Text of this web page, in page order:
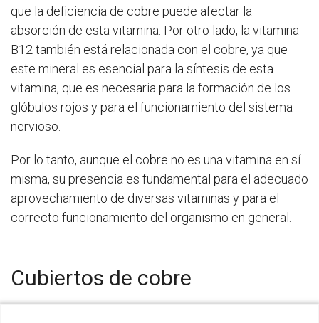
que la deficiencia de cobre puede afectar la
absorción de esta vitamina. Por otro lado, la vitamina
B12 también está relacionada con el cobre, ya que
este mineral es esencial para la síntesis de esta
vitamina, que es necesaria para la formación de los
glóbulos rojos y para el funcionamiento del sistema
nervioso.
Por lo tanto, aunque el cobre no es una vitamina en sí
misma, su presencia es fundamental para el adecuado
aprovechamiento de diversas vitaminas y para el
correcto funcionamiento del organismo en general.
Cubiertos de cobre